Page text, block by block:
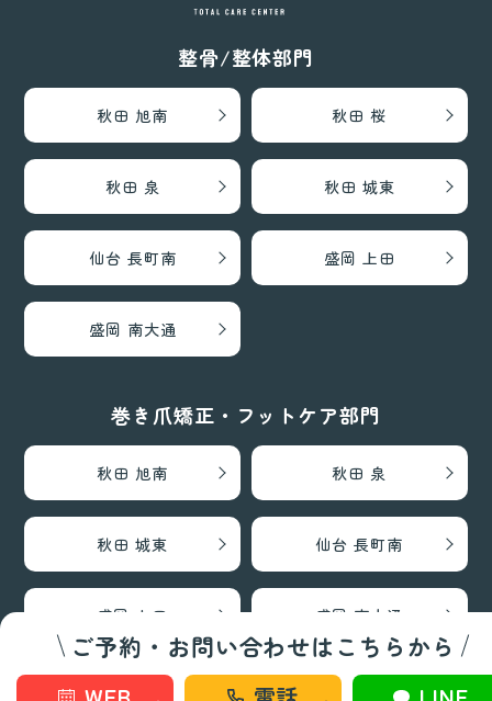
ご予約・お問い合わせはこちらから
整骨/整体部門
秋田 旭南 秋田 桜
秋田 泉 秋田 城東
仙台 長町南 盛岡 上田
盛岡 南大通
巻き爪矯正・フットケア部門
秋田 旭南 秋田 泉
秋田 城東 仙台 長町南
盛岡 上田 盛岡 南大通